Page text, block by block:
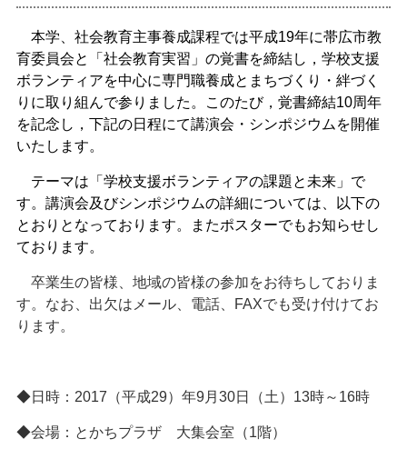
本学、社会教育主事養成課程では平成19年に帯広市教
育委員会と「社会教育実習」の覚書を締結し，学校支援
ボランティアを中心に専門職養成とまちづくり・絆づく
りに取り組んで参りました。このたび，覚書締結10周年
を記念し，下記の日程にて講演会・シンポジウムを開催
いたします。
テーマは「学校支援ボランティアの課題と未来」で
す。講演会及びシンポジウムの詳細については、以下の
とおりとなっております。またポスターでもお知らせし
ております。
卒業生の皆様、地域の皆様の参加をお待ちしておりま
す。なお、出欠はメール、電話、FAXでも受け付けてお
ります。
◆日時：2017（平成29）年9月30日（土）13時～16時
◆会場：とかちプラザ 大集会室（1階）